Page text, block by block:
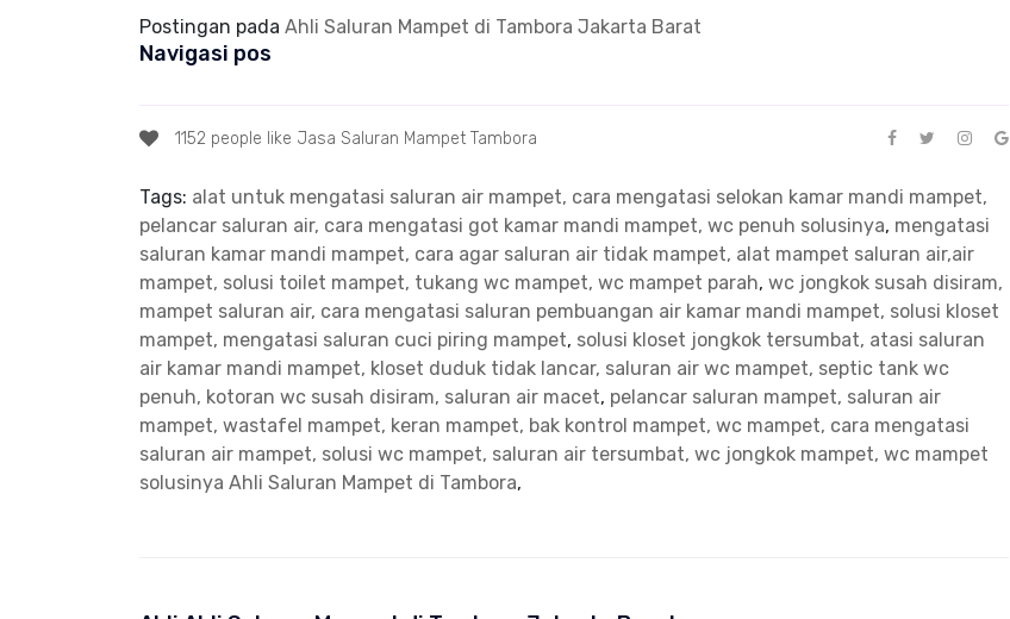
Postingan pada Ahli Saluran Mampet di Tambora Jakarta Barat
Navigasi pos
1152 people like Jasa Saluran Mampet Tambora
Tags: alat untuk mengatasi saluran air mampet, cara mengatasi selokan kamar mandi mampet,
pelancar saluran air, cara mengatasi got kamar mandi mampet, wc penuh solusinya, mengatasi
saluran kamar mandi mampet, cara agar saluran air tidak mampet, alat mampet saluran air,air
mampet, solusi toilet mampet, tukang wc mampet, wc mampet parah, wc jongkok susah disiram,
mampet saluran air, cara mengatasi saluran pembuangan air kamar mandi mampet, solusi kloset
mampet, mengatasi saluran cuci piring mampet, solusi kloset jongkok tersumbat, atasi saluran
air kamar mandi mampet, kloset duduk tidak lancar, saluran air wc mampet, septic tank wc
penuh, kotoran wc susah disiram, saluran air macet, pelancar saluran mampet, saluran air
mampet, wastafel mampet, keran mampet, bak kontrol mampet, wc mampet, cara mengatasi
saluran air mampet, solusi wc mampet, saluran air tersumbat, wc jongkok mampet, wc mampet
solusinya Ahli Saluran Mampet di Tambora,